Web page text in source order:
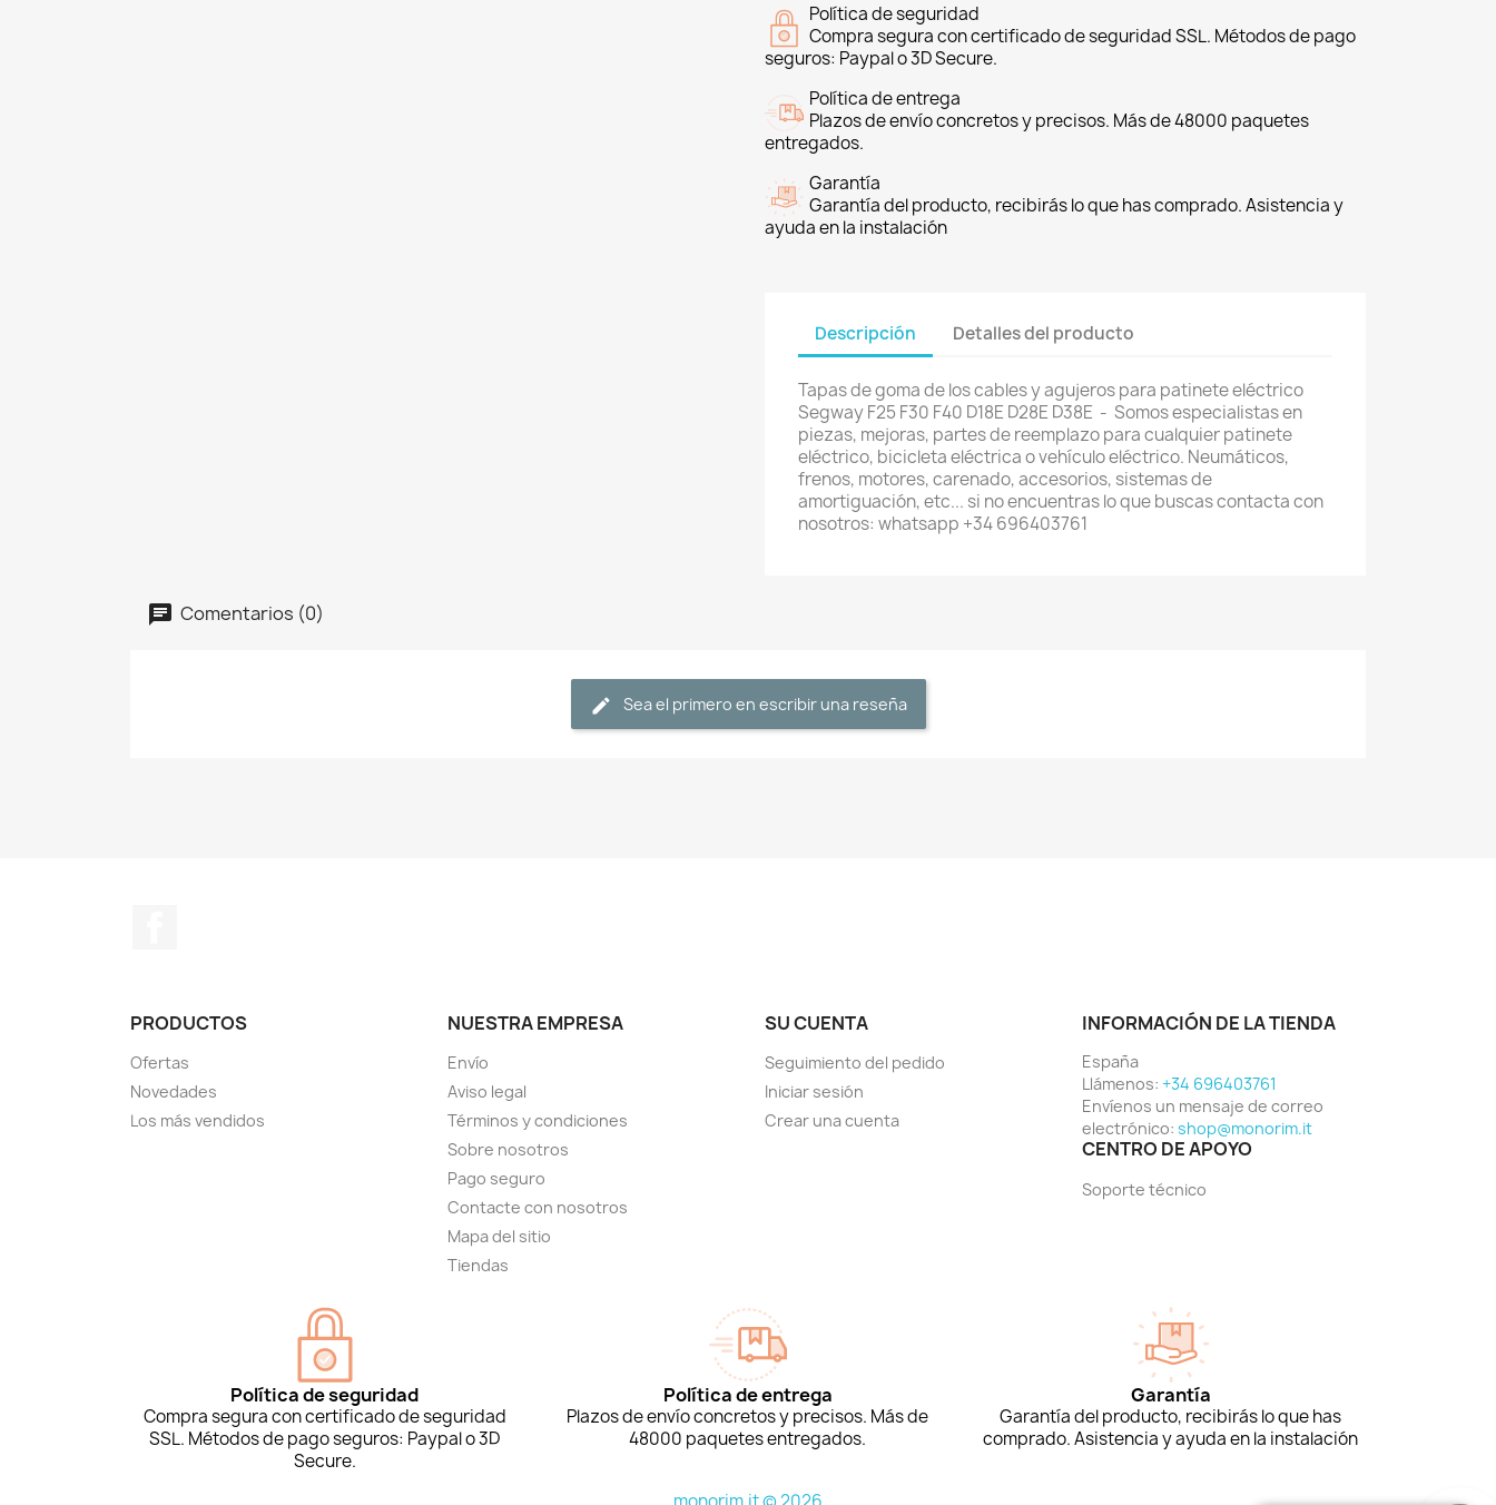
Política de seguridad
Compra segura con certificado de seguridad SSL. Métodos de pago
seguros: Paypal o 3D Secure.
Política de entrega
Plazos de envío concretos y precisos. Más de 48000 paquetes
entregados.
Garantía
Garantía del producto, recibirás lo que has comprado. Asistencia y
ayuda en la instalación
Descripción Detalles del producto
Tapas de goma de los cables y agujeros para patinete eléctrico
Segway F25 F30 F40 D18E D28E D38E - Somos especialistas en
piezas, mejoras, partes de reemplazo para cualquier patinete
eléctrico, bicicleta eléctrica o vehículo eléctrico. Neumáticos,
frenos, motores, carenado, accesorios, sistemas de
amortiguación, etc... si no encuentras lo que buscas contacta con
nosotros: whatsapp +34 696403761
Comentarios (0)
Sea el primero en escribir una reseña
PRODUCTOS
Ofertas
Novedades
Los más vendidos
NUESTRA EMPRESA
Envío
Aviso legal
Términos y condiciones
Sobre nosotros
Pago seguro
Contacte con nosotros
Mapa del sitio
Tiendas
SU CUENTA
Seguimiento del pedido
Iniciar sesión
Crear una cuenta
INFORMACIÓN DE LA TIENDA
España
Llámenos: +34 696403761
Envíenos un mensaje de correo
electrónico: shop@monorim.it
CENTRO DE APOYO
Soporte técnico
Política de seguridad
Compra segura con certificado de seguridad
SSL. Métodos de pago seguros: Paypal o 3D
Secure.
Política de entrega
Plazos de envío concretos y precisos. Más de
48000 paquetes entregados.
Garantía
Garantía del producto, recibirás lo que has
comprado. Asistencia y ayuda en la instalación